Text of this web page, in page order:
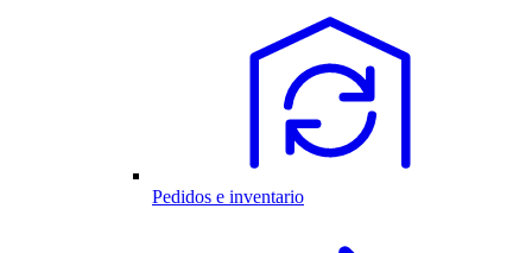
Pedidos e inventario